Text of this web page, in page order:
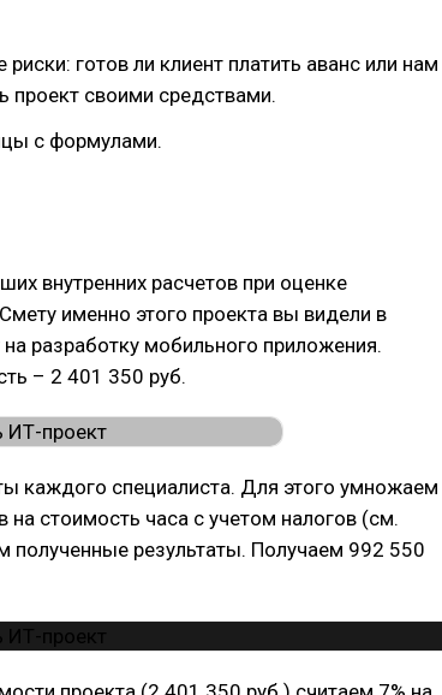
готов ли клиент платить аванс или нам
проект своими средствами.
с формулами.
внутренних расчетов при оценке
именно этого проекта вы видели в
разработку мобильного приложения.
– 2 401 350 руб.
каждого специалиста. Для этого умножаем
на стоимость часа с учетом налогов (см.
полученные результаты. Получаем 992 550